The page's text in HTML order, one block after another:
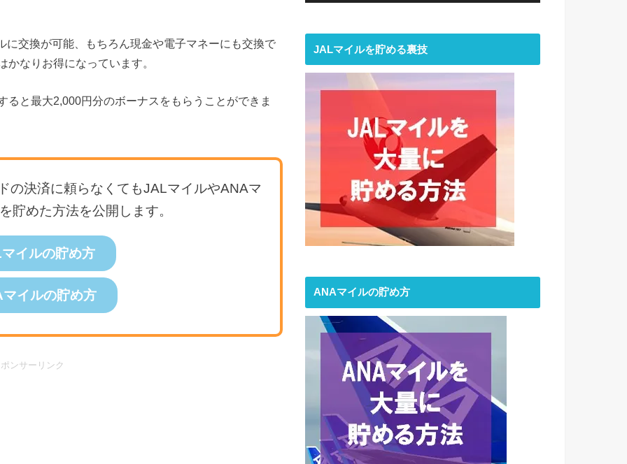
交換が可能、もちろん現金や電子マネーにも交換で
なりお得になっています。
と最大2,000円分のボーナスをもらうことができま
の決済に頼らなくてもJALマイルやANAマ
貯めた方法を公開します。
イルの貯め方
イルの貯め方
ンサーリンク
JALマイルを貯める裏技
ANAマイルの貯め方